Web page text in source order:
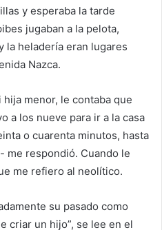
y esperaba la tarde
jugaban a la pelota,
la heladería eran lugares
Nazca.
menor, le contaba que
a los nueve para ir a la casa
o cuarenta minutos, hasta
me respondió. Cuando le
me refiero al neolítico.
su pasado como
criar un hijo”, se lee en el